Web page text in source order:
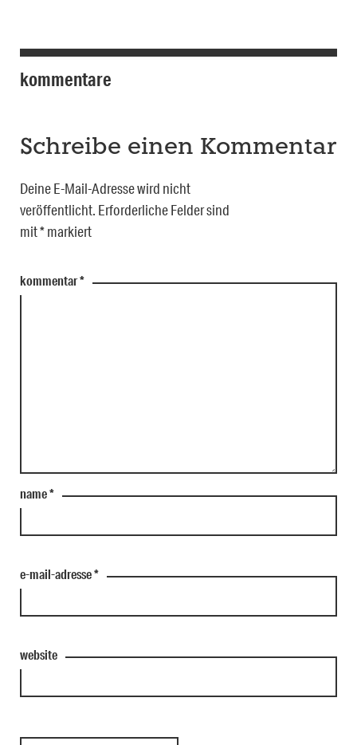
kommentare
Schreibe einen Kommentar
Deine E-Mail-Adresse wird nicht
veröffentlicht. Erforderliche Felder sind
mit*markiert
kommentar*
name*
e-mail-adresse*
website